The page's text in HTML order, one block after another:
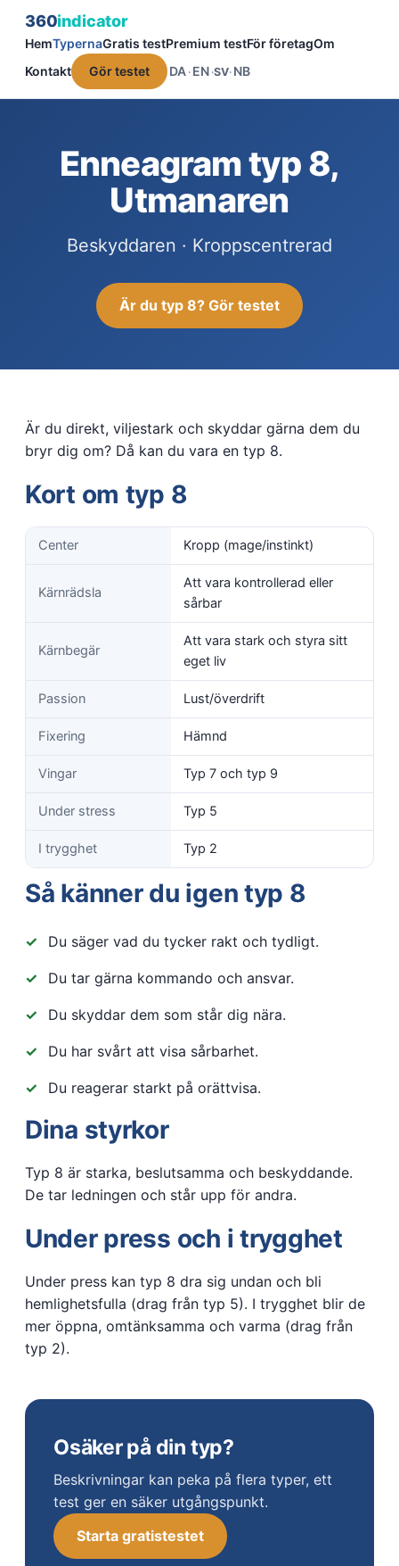
360indicator
HemTypernaGratis testPremium testFör företagOm
Kontakt
Gör testet DA · EN ·SV· NB
Enneagram typ 8,
Utmanaren
Beskyddaren · Kroppscentrerad
Är du typ 8? Gör testet
Är du direkt, viljestark och skyddar gärna dem du
bryr dig om? Då kan du vara en typ 8.
Kort om typ 8
Center Kropp (mage/instinkt)
Kärnrädsla
Att vara kontrollerad eller
sårbar
Kärnbegär
Att vara stark och styra sitt
eget liv
Passion Lust/överdrift
Fixering Hämnd
Vingar Typ 7 och typ 9
Under stress Typ 5
I trygghet Typ 2
Så känner du igen typ 8
Du säger vad du tycker rakt och tydligt.
Du tar gärna kommando och ansvar.
Du skyddar dem som står dig nära.
Du har svårt att visa sårbarhet.
Du reagerar starkt på orättvisa.
Dina styrkor
Typ 8 är starka, beslutsamma och beskyddande.
De tar ledningen och står upp för andra.
Under press och i trygghet
Under press kan typ 8 dra sig undan och bli
hemlighetsfulla (drag från typ 5). I trygghet blir de
mer öppna, omtänksamma och varma (drag från
typ 2).
Osäker på din typ?
Beskrivningar kan peka på flera typer, ett
test ger en säker utgångspunkt.
Starta gratistestet